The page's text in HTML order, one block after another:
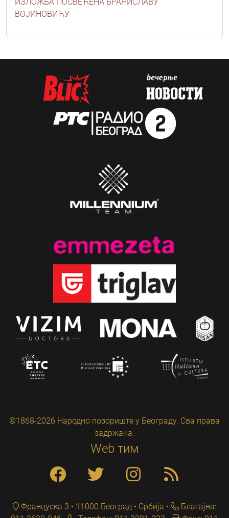
ВОЈИНОВИЋУ
©1868-2026 Народно позориште у Београду. Сва права
задржана.
Web тим
Француска 3 • 11000 Београд • Србија
Благајна: